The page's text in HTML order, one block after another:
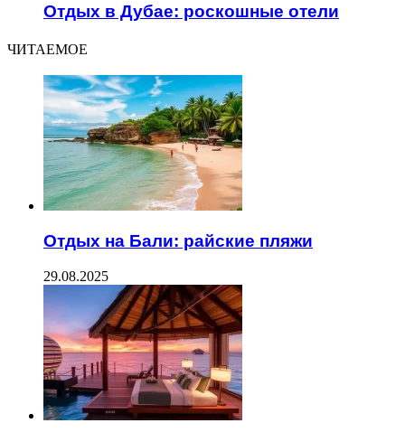
Отдых в Дубае: роскошные отели
ЧИТАЕМОЕ
Отдых на Бали: райские пляжи
29.08.2025